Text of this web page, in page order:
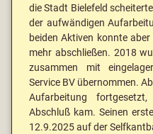
die Stadt Bielefeld
der aufwändigen
beiden Aktiven konnte
mehr abschließen. 2018
zusammen mit
Service BV übernommen.
Aufarbeitung
Abschluß kam. Seinen
12.9.2025 auf der